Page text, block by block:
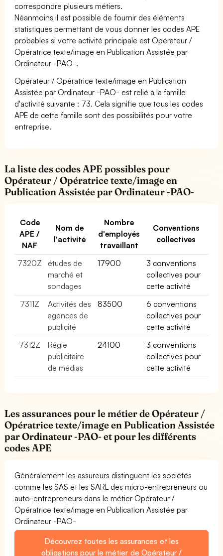
correspondre plusieurs métiers.
Néanmoins il est possible de fournir des éléments
statistiques permettant de vous donner les codes APE
probables si votre activité principale est Opérateur /
Opératrice texte/image en Publication Assistée par
Ordinateur -PAO-.
Opérateur / Opératrice texte/image en Publication
Assistée par Ordinateur -PAO- est relié à la famille
d'activité suivante : 73. Cela signifie que tous les codes
APE de cette famille sont des possibilités pour votre
entreprise.
La liste des codes APE possibles pour
Opérateur / Opératrice texte/image en
Publication Assistée par Ordinateur -PAO-
Code
APE /
NAF
Nom de
l'activité
Nombre
d'employés
travaillant
Conventions
collectives
7320Z
études de
marché et
sondages
17900
3 conventions
collectives pour
cette activité
7311Z
Activités des
agences de
publicité
83500
6 conventions
collectives pour
cette activité
7312Z
Régie
publicitaire
de médias
24100
3 conventions
collectives pour
cette activité
Les assurances pour le métier de Opérateur /
Opératrice texte/image en Publication Assistée
par Ordinateur -PAO- et pour les différents
codes APE
Généralement les assureurs distinguent les sociétés
comme les SAS et les SARL des micro-entrepreneurs ou
auto-entrepreneurs dans le métier Opérateur /
Opératrice texte/image en Publication Assistée par
Ordinateur -PAO-
Découvrez toutes les assurances et les
obligations pour le métier de Opérateur /